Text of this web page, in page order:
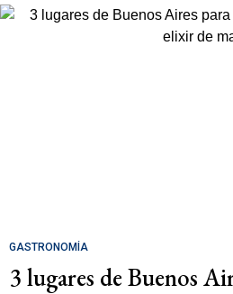
GASTRONOMÍA
3 lugares de Buenos